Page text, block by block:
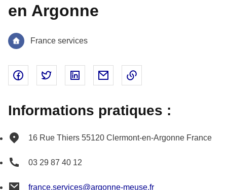
en Argonne
France services
Partager sur Facebook - nouvelle fenêtre
Partager sur Twitter - nouvelle fenêtre
Partager sur Linked In - nouvelle
Partager par email - nouvelle
Informations pratiques :
16 Rue Thiers 55120 Clermont-en-Argonne France
03 29 87 40 12
france.services@argonne-meuse.fr